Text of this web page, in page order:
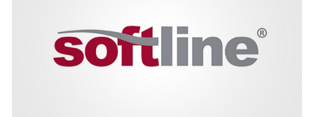
Аналитика
Интервью
Мероприятия